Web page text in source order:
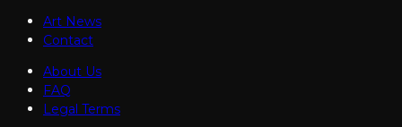
Art News
Contact
About Us
FAQ
Legal Terms